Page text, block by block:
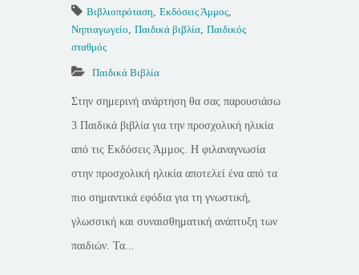
Βιβλιοπρόταση, Εκδόσεις Άμμος,
Νηπιαγωγείο, Παιδικά βιβλία, Παιδικός
σταθμός
Παιδικά Βιβλία
Στην σημερινή ανάρτηση θα σας παρουσιάσω
3 Παιδικά βιβλία για την προσχολική ηλικία
από τις Εκδόσεις Άμμος. Η φιλαναγνωσία
στην προσχολική ηλικία αποτελεί ένα από τα
πιο σημαντικά εφόδια για τη γνωστική,
γλωσσική και συναισθηματική ανάπτυξη των
παιδιών. Τα...